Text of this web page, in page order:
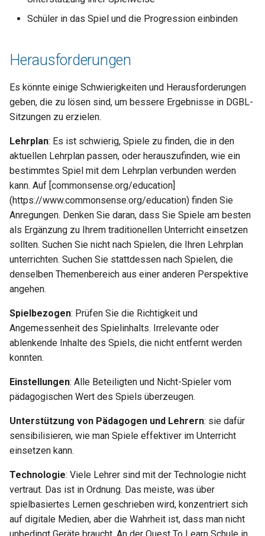
Schüler in das Spiel und die Progression einbinden
Herausforderungen
Es könnte einige Schwierigkeiten und Herausforderungen
geben, die zu lösen sind, um bessere Ergebnisse in DGBL-
Sitzungen zu erzielen.
Lehrplan: Es ist schwierig, Spiele zu finden, die in den
aktuellen Lehrplan passen, oder herauszufinden, wie ein
bestimmtes Spiel mit dem Lehrplan verbunden werden
kann. Auf [commonsense.org/education]
(https://www.commonsense.org/education) finden Sie
Anregungen. Denken Sie daran, dass Sie Spiele am besten
als Ergänzung zu Ihrem traditionellen Unterricht einsetzen
sollten. Suchen Sie nicht nach Spielen, die Ihren Lehrplan
unterrichten. Suchen Sie stattdessen nach Spielen, die
denselben Themenbereich aus einer anderen Perspektive
angehen.
Spielbezogen: Prüfen Sie die Richtigkeit und
Angemessenheit des Spielinhalts. Irrelevante oder
ablenkende Inhalte des Spiels, die nicht entfernt werden
konnten.
Einstellungen: Alle Beteiligten und Nicht-Spieler vom
pädagogischen Wert des Spiels überzeugen.
Unterstützung von Pädagogen und Lehrern: sie dafür
sensibilisieren, wie man Spiele effektiver im Unterricht
einsetzen kann.
Technologie: Viele Lehrer sind mit der Technologie nicht
vertraut. Das ist in Ordnung. Das meiste, was über
spielbasiertes Lernen geschrieben wird, konzentriert sich
auf digitale Medien, aber die Wahrheit ist, dass man nicht